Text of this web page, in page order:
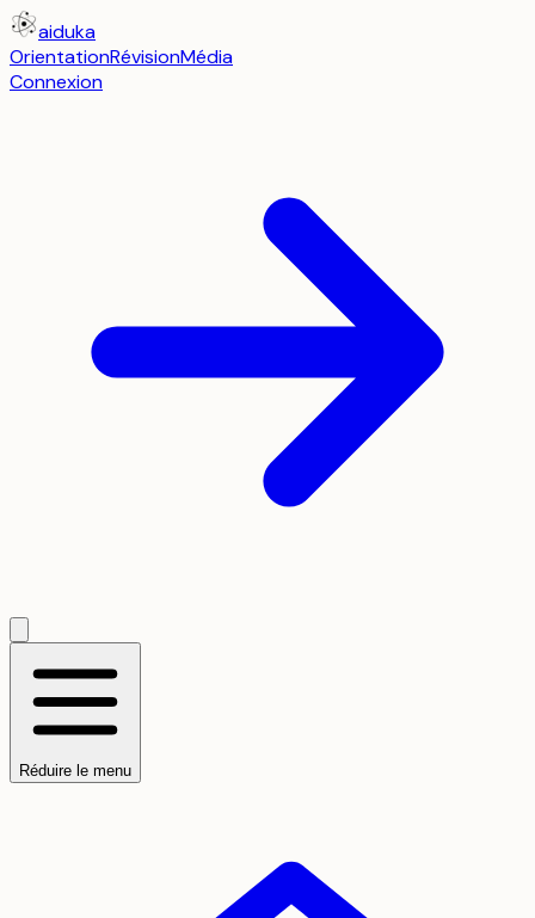
aiduka
OrientationRévisionMédia
Connexion
Réduire le menu